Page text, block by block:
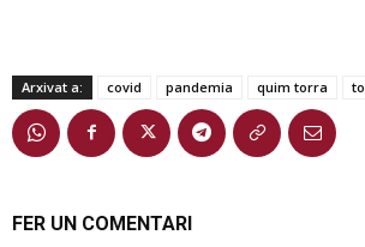
Arxivat a: covid pandemia quim torra
FER UN COMENTARI